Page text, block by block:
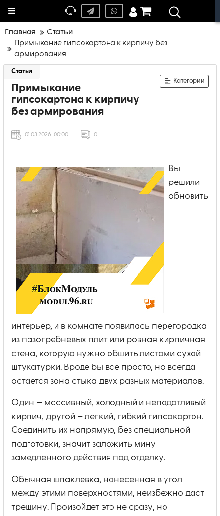
Главная
Статьи
Примыкание гипсокартона к кирпичу без
армирования
Статьи
Примыкание
гипсокартона к кирпичу
без армирования
Категории
01 03 2026, 00:00 0
Вы
решили
обновить
интерьер, и в комнате появилась перегородка
из пазогребневых плит или ровная кирпичная
стена, которую нужно обшить листами сухой
штукатурки. Вроде бы все просто, но всегда
остается зона стыка двух разных материалов.
Один — массивный, холодный и неподатливый
кирпич, другой — легкий, гибкий гипсокартон.
Соединить их напрямую, без специальной
подготовки, значит заложить мину
замедленного действия под отделку.
Обычная шпаклевка, нанесенная в угол
между этими поверхностями, неизбежно даст
трещину. Произойдет это не сразу, но